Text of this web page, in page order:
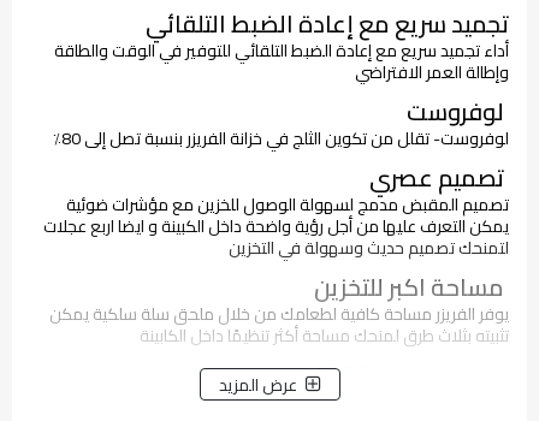
تجميد سريع مع إعادة الضبط التلقائي
أداء تجميد سريع مع إعادة الضبط التلقائي للتوفير في الوقت والطاقة
وإطالة العمر الافتراضي
لوفروست
لوفروست- تقلل من تكوين الثلج في خزانة الفريزر بنسبة تصل إلى 80٪
تصميم عصري
تصميم المقبض مدمج لسهولة الوصول للخزين مع مؤشرات ضوئية
يمكن التعرف عليها من أجل رؤية واضحة داخل الكبينة و ايضا اربع عجلات
لتمنحك تصميم حديث وسهولة في التخزين
مساحة اكبر للتخزين
يوفر الفريزر مساحة كافية لطعامك من خلال ملحق سلة سلكية يمكن
تثبيته بثلاث طرق لمنحك مساحة أكثر تنظيمًا داخل الكابينة
للحصول على رؤية واضحة و إضاءة طويلة الأمد
عرض المزيد